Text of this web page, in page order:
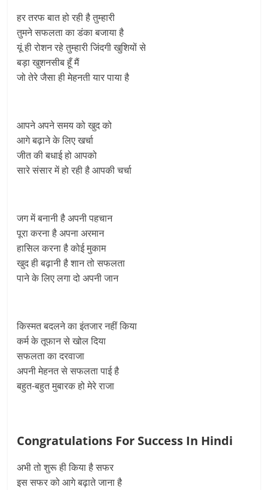
हर तरफ बात हो रही है तुम्हारी
तुमने सफलता का डंका बजाया है
यूं ही रोशन रहे तुम्हारी जिंदगी खुशियों से
बड़ा खुशनसीब हूँ मैं
जो तेरे जैसा ही मेहनती यार पाया है
आपने अपने समय को खुद को
आगे बढ़ाने के लिए खर्चा
जीत की बधाई हो आपको
सारे संसार में हो रही है आपकी चर्चा
जग में बनानी है अपनी पहचान
पूरा करना है अपना अरमान
हासिल करना है कोई मुकाम
खुद ही बढ़ानी है शान तो सफलता
पाने के लिए लगा दो अपनी जान
किस्मत बदलने का इंतजार नहीं किया
कर्म के तूफान से खोल दिया
सफलता का दरवाजा
अपनी मेहनत से सफलता पाई है
बहुत-बहुत मुबारक हो मेरे राजा
Congratulations For Success In Hindi
अभी तो शुरू ही किया है सफर
इस सफर को आगे बढ़ाते जाना है